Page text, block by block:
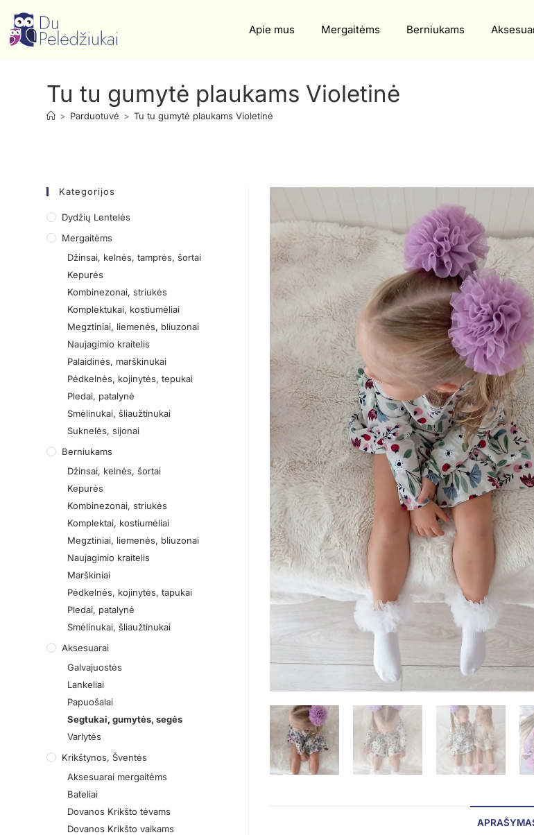
Apie mus Mergaitėms Berniukams
Tu tu gumytė plaukams Violetinė
> Parduotuvė > Tu tu gumytė plaukams Violetinė
Kategorijos
Dydžių Lentelės
Mergaitėms
Džinsai, kelnės, tamprės, šortai
Kepurės
Kombinezonai, striukės
Komplektukai, kostiumėliai
Megztiniai, liemenės, bliuzonai
Naujagimio kraitelis
Palaidinės, marškinukai
Pėdkelnės, kojinytės, tepukai
Pledai, patalynė
Smėlinukai, šliaužtinukai
Suknelės, sijonai
Berniukams
Džinsai, kelnės, šortai
Kepurės
Kombinezonai, striukės
Komplektai, kostiumėliai
Megztiniai, liemenės, bliuzonai
Naujagimio kraitelis
Marškiniai
Pėdkelnės, kojinytės, tapukai
Pledai, patalynė
Smėlinukai, šliaužtinukai
Aksesuarai
Galvajuostės
Lankeliai
Papuošalai
Segtukai, gumytės, segės
Varlytės
Krikštynos, Šventės
Aksesuarai mergaitėms
Bateliai
Dovanos Krikšto tėvams
Dovanos Krikšto vaikams